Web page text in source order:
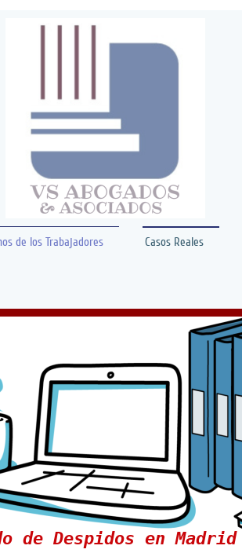
de los Trabajadores Casos Reales
de Despidos en Madrid